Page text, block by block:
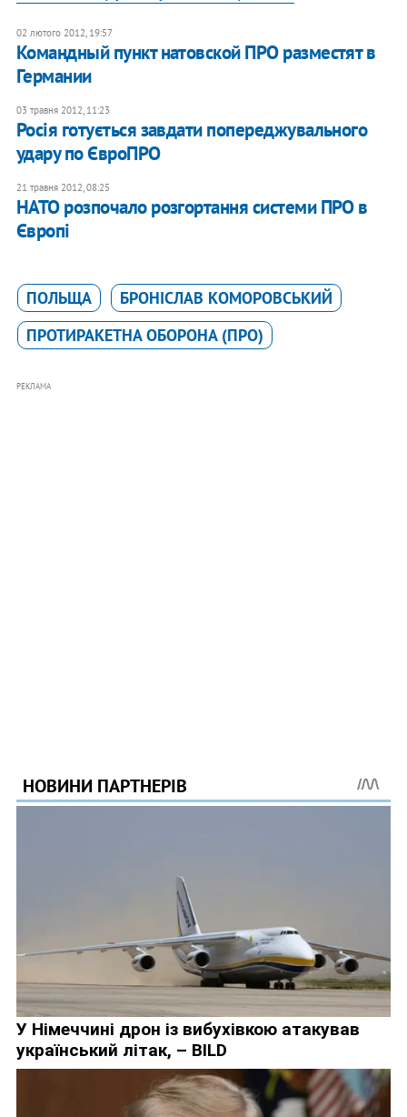
02 лютого 2012, 19:57
Командный пункт натовской ПРО разместят в
Германии
03 травня 2012, 11:23
Росія готується завдати попереджувального
удару по ЄвроПРО
21 травня 2012, 08:25
НАТО розпочало розгортання системи ПРО в
Європі
ПОЛЬЩА
БРОНІСЛАВ КОМОРОВСЬКИЙ
ПРОТИРАКЕТНА ОБОРОНА (ПРО)
РЕКЛАМА